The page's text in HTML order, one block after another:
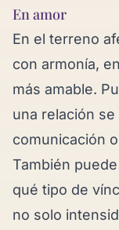
En amor
En el terreno
con armonía,
más amable.
una relación
comunicación
También
qué tipo de
no solo